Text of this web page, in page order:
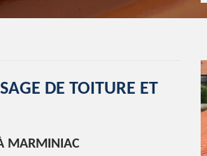
DE TOITURE ET
MARMINIAC